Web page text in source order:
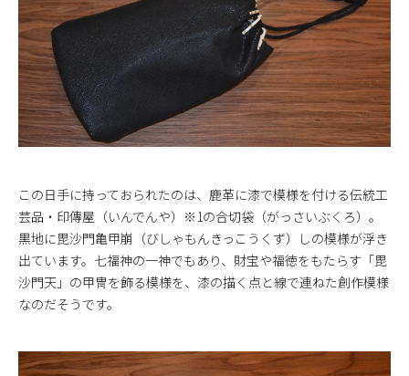
この日手に持っておられたのは、鹿革に漆で模様を付ける伝統工
芸品・印傳屋（いんでんや）※1の合切袋（がっさいぶくろ）。
黒地に毘沙門亀甲崩（びしゃもんきっこうくず）しの模様が浮き
出ています。七福神の一神でもあり、財宝や福徳をもたらす「毘
沙門天」の甲冑を飾る模様を、漆の描く点と線で連ねた創作模様
なのだそうです。